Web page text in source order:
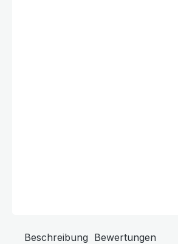
Beschreibung Bewertungen